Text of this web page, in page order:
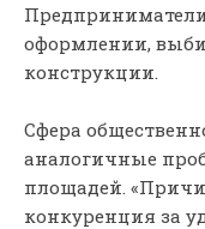
оформлении,
конструкции.
Сфера
аналогичные
площадей.
конкуренция за